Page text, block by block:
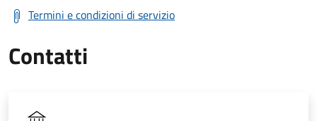
Termini e condizioni di servizio
Contatti